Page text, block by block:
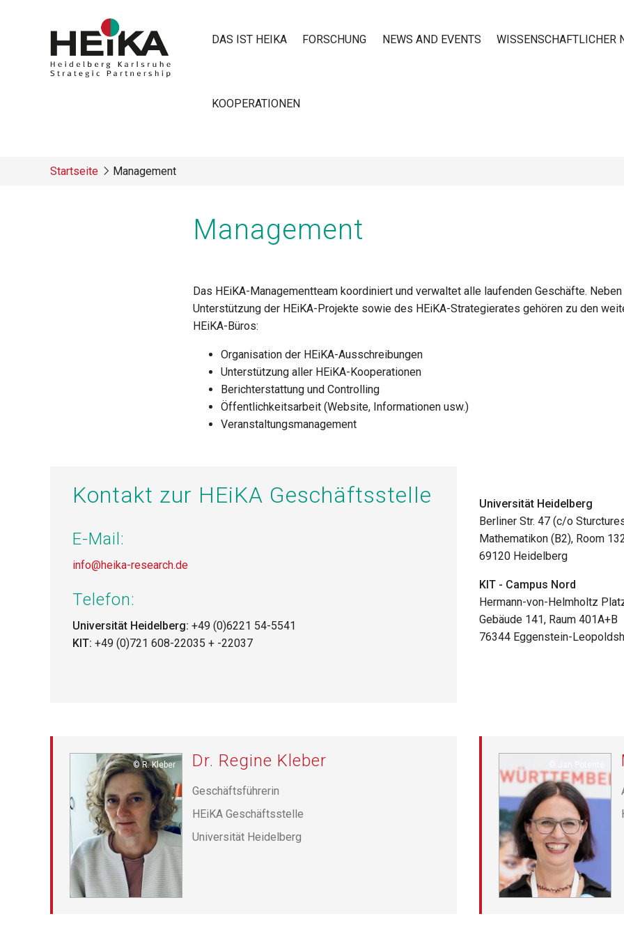
navigation
DAS IST HEIKA FORSCHUNG NEWS AND EVENTS WISSENSCHAFTLICHER
KOOPERATIONEN
Startseite Management
Management
Das HEiKA-Managementteam koordiniert und verwaltet alle laufenden Geschäfte.
Unterstützung der HEiKA-Projekte sowie des HEiKA-Strategierates gehören zu den
HEiKA-Büros:
Organisation der HEiKA-Ausschreibungen
Unterstützung aller HEiKA-Kooperationen
Berichterstattung und Controlling
Öffentlichkeitsarbeit (Website, Informationen usw.)
Veranstaltungsmanagement
Kontakt zur HEiKA Geschäftsstelle
E-Mail:
info@heika-research.de
Telefon:
Universität Heidelberg: +49 (0)6221 54-5541
KIT: +49 (0)721 608-22035 + -22037
Universität Heidelberg
Berliner Str. 47 (c/o
Mathematikon (B2), Room
69120 Heidelberg
KIT - Campus Nord
Hermann-von-Helmholtz
Gebäude 141, Raum 401A+B
76344 Eggenstein-
Copyright
R. Kleber Dr. Regine Kleber
Geschäftsführerin
HEiKA Geschäftsstelle
Universität Heidelberg